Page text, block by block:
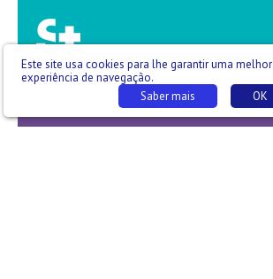
Geração Z -T02 E006 - Ligia Pinto
Este site usa cookies para lhe garantir uma melhor
experiência de navegação.
OK
Saber mais